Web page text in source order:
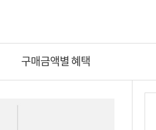
구매금액별 혜택